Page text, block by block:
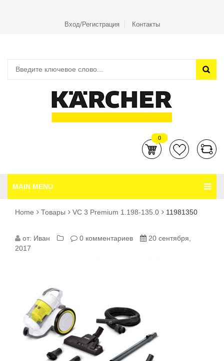
Вход/Регистрация Контакты
0
MAIN MENU
Home Товары VC 3 Premium 1.198-135.0 11981350
11981350
от: Иван 0 комментариев
20 сентября,
2017